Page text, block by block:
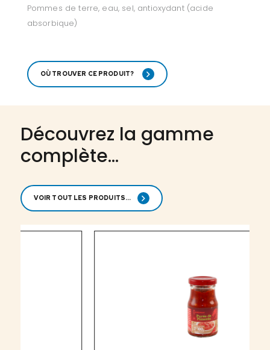
Pommes de terre, eau, sel, antioxydant (acide
absorbique)
OÙ TROUVER CE PRODUIT?
Découvrez la gamme
complète...
VOIR TOUT LES PRODUITS...